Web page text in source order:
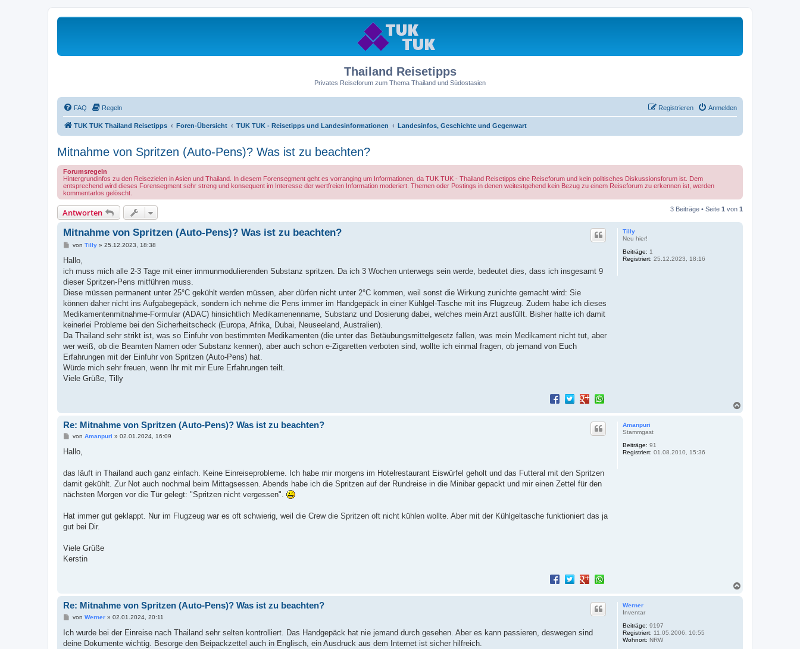
Thailand Reisetipps
Privates Reiseforum zum Thema Thailand und Südostasien
FAQ Regeln Anmelden
Registrieren
TUK TUK Thailand Reisetipps Foren-Übersicht TUK TUK - Reisetipps und Landesinformationen Landesinfos, Geschichte und Gegenwart
Mitnahme von Spritzen (Auto-Pens)? Was ist zu beachten?
Forumsregeln
Hintergrundinfos zu den Reisezielen in Asien und Thailand. In diesem Forensegment geht es vorranging um Informationen, da TUK TUK - Thailand Reisetipps eine Reiseforum und kein politisches Diskussionsforum ist. Dem
entsprechend wird dieses Forensegment sehr streng und konsequent im Interesse der wertfreien Information moderiert. Themen oder Postings in denen weitestgehend kein Bezug zu einem Reiseforum zu erkennen ist, werden
kommentarlos gelöscht.
Antworten 3 Beiträge • Seite 1 von 1
Tilly
Neu hier!
Beiträge: 1
Registriert: 25.12.2023, 18:16
Mitnahme von Spritzen (Auto-Pens)? Was ist zu beachten?
B
i
r
a
von Tilly» 25.12.2023, 18:38
Hallo,
ich muss mich alle 2-3 Tage mit einer immunmodulierenden Substanz spritzen. Da ich 3 Wochen unterwegs sein werde, bedeutet dies, dass ich insgesamt 9
dieser Spritzen-Pens mitführen muss.
Diese müssen permanent unter 25°C gekühlt werden müssen, aber dürfen nicht unter 2°C kommen, weil sonst die Wirkung zunichte gemacht wird: Sie
können daher nicht ins Aufgabegepäck, sondern ich nehme die Pens immer im Handgepäck in einer Kühlgel-Tasche mit ins Flugzeug. Zudem habe ich dieses
Medikamentenmitnahme-Formular (ADAC) hinsichtlich Medikamenenname, Substanz und Dosierung dabei, welches mein Arzt ausfüllt. Bisher hatte ich damit
keinerlei Probleme bei den Sicherheitscheck (Europa, Afrika, Dubai, Neuseeland, Australien).
Da Thailand sehr strikt ist, was so Einfuhr von bestimmten Medikamenten (die unter das Betäubungsmittelgesetz fallen, was mein Medikament nicht tut, aber
wer weiß, ob die Beamten Namen oder Substanz kennen), aber auch schon e-Zigaretten verboten sind, wollte ich einmal fragen, ob jemand von Euch
Erfahrungen mit der Einfuhr von Spritzen (Auto-Pens) hat.
Würde mich sehr freuen, wenn Ihr mit mir Eure Erfahrungen teilt.
Viele Grüße, Tilly
Amanpuri
Stammgast
Beiträge: 91
Registriert: 01.08.2010, 15:36
Re: Mitnahme von Spritzen (Auto-Pens)? Was ist zu beachten?
B
i
a
von Amanpuri » 02.01.2024, 16:09
Hallo,
das läuft in Thailand auch ganz einfach. Keine Einreiseprobleme. Ich habe mir morgens im Hotelrestaurant Eiswürfel geholt und das Futteral mit den Spritzen
damit gekühlt. Zur Not auch nochmal beim Mittagsessen. Abends habe ich die Spritzen auf der Rundreise in die Minibar gepackt und mir einen Zettel für den
nächsten Morgen vor die Tür gelegt: "Spritzen nicht vergessen".
Hat immer gut geklappt. Nur im Flugzeug war es oft schwierig, weil die Crew die Spritzen oft nicht kühlen wollte. Aber mit der Kühlgeltasche funktioniert das ja
gut bei Dir.
Viele Grüße
Kerstin
Werner
Inventar
Beiträge: 9197
Registriert: 11.05.2006, 10:55
Wohnort: NRW
Re: Mitnahme von Spritzen (Auto-Pens)? Was ist zu beachten?
B
i
r
von Werner» 02.01.2024, 20:11
Ich wurde bei der Einreise nach Thailand sehr selten kontrolliert. Das Handgepäck hat nie jemand durch gesehen. Aber es kann passieren, deswegen sind
deine Dokumente wichtig. Besorge den Beipackzettel auch in Englisch, ein Ausdruck aus dem Internet ist sicher hilfreich.